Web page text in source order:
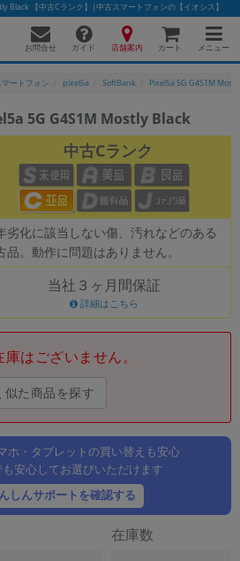
Black 【中古Cランク】|中古スマートフォンの【イオシス】
お問合せ ガイド 店舗案内 カート メニュー
マートフォン pixel5a SoftBank Pixel5a 5G G4S1M Mostly
5G G4S1M Mostly Black
中古Cランク
劣化に該当しない傷、汚れなどのある
品。動作に問題はありません。
当社３ヶ月間保証
詳細はこちら
はございません。
似た商品を探す
ホ・タブレットの買い替えも安心
安心してお選びいただけます
しんサポートを確認する
在庫数
ン検索に切り替える
MacBook
。